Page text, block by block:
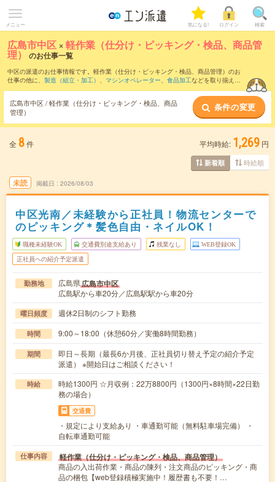
メニュー 気になる! ログイン 検索
広島市中区 ×軽作業（仕分け・ピッキング・検品、商品管
理） のお仕事一覧
中区の派遣のお仕事情報です。軽作業（仕分け・ピッキング・検品、商品管理）のお
仕事の他に、 製造（組立・加工） 、 マシンオペレーター、 食品加工などを取り揃えて
軽作業（仕分け・ピッキング・検品、商品管理）の
お仕事とは？とは？
広島市中区 / 軽作業（仕分け・ピッキング・検品、商品
管理）
条件の変更
全 8件 平均時給: 1,269 円
新着順 時給順
未読 掲載日 2026/08/03
中区光南／未経験から正社員！物流センターで
のピッキング＊髪色自由・ネイルOK！
職種未経験OK 交通費別途支給あり 残業なし WEB登録OK
正社員への紹介予定派遣
勤務地 広島県広島市中区
広島駅から車20分／広島駅駅から車20分
曜日頻度 週休2日制のシフト勤務
時間 9:00～18:00（休憩60分／実働8時間勤務）
期間
即日～長期（最長6か月後、正社員切り替え予定の紹介予定
派遣） ※開始日はご相談ください！
時給
時給1300円 ☆月収例：22万8800円（1300円×8時間×22日勤
務の場合）
交通費
・規定により支給あり ・車通勤可能（無料駐車場完備） ・
自転車通勤可能
仕事内容 軽作業（仕分け・ピッキング・検品、商品管理）
商品の入出荷作業・商品の陳列・注文商品のピッキング・商
品の梱包【web登録積極実施中！履歴書も不要！…